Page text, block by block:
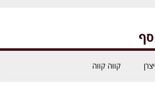
קווה קווה